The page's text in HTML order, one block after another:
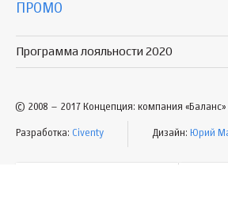
ПРОМО
Программа лояльности 2020
© 2008 – 2017 Концепция: компания «Баланс»
Разработка: Civenty Дизайн: Юрий